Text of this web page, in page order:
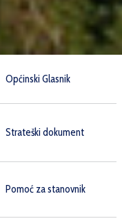
Općinski Glasnik
Strateški dokument
Pomoć za stanovnik